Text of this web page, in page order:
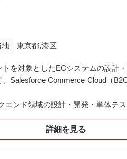
東京都,港区
を対象としたECシステムの設計・
Salesforce Commerce Cloud（
エンド領域の設計・開発・単体テス
詳細を見る